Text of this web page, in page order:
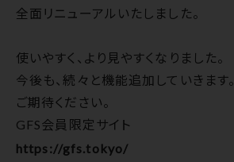
全面リニューアルいたしました。
使いやすく、より見やすくなりました。
今後も、続々と機能追加していきます。
ご期待ください。
GFS会員限定サイト
https://gfs.tokyo/